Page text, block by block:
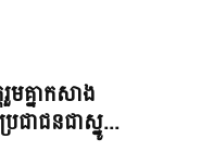
មគ្នាកសាង
ាជនជាស្នូ...